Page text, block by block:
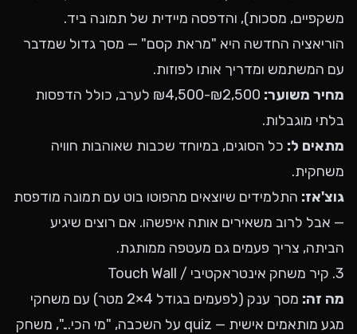
משקפיים, מסכות), והדפסה מיידית של תמונה ביד.
הוריאציה החדשה היא "מראת קסם" — מסך גדול שמדבר
עם המשתמש ומדריך אותו לפוזות.
מחיר משוער:
₪2,500-₪4,500 לערב, כולל הדפסות
בלתי מוגבלות.
מתאים ל: כל הסוגים, במיוחד שכבות שאוהבות חוויה
משחקית.
גוצ'אז: התלמידים שיוצאים מהפוטו בוט עם תמונה מודפסת
— אבל לרוב משאירים אותה איפשהו. אם רוצים שיגיע
הביתה, צריך פעמים גם מעטפה ממותגת.
3. קיר משחק אינטראקטיבי / Touch Wall
מה זה:
מסך ענק (לפעמים בגודל 4×2 מטר) עם משחקי
מגע מותאמים אישית — quiz על השכבה, "מי הכי...", משחק